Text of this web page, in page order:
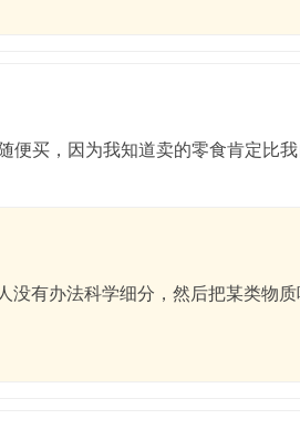
便买，因为我知道卖的零食肯定比
没有办法科学细分，然后把某类物